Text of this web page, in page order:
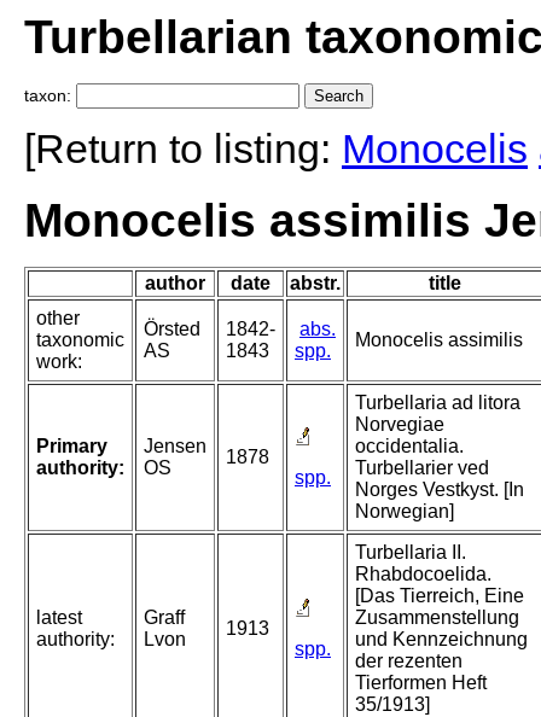
Turbellarian
taxon:
[Return to listing: Monocelis
Monocelis assimilis
author date abstr.
title
other
taxonomic
work:
Örsted
AS
1842-
1843
abs.
spp.
Monocelis assimilis
Primary
authority:
Jensen
OS
1878
spp.
Turbellaria ad litora
Norvegiae
occidentalia.
Turbellarier ved
Norges Vestkyst. [In
Norwegian]
latest
authority:
Graff
Lvon
1913
spp.
Turbellaria II.
Rhabdocoelida.
[Das Tierreich, Eine
Zusammenstellung
und Kennzeichnung
der rezenten
Tierformen Heft
35/1913]